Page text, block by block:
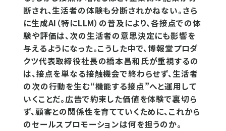
断され、生活者の体験も分断されかねない。さら
に生成AI（特にLLM）の普及により、各接点での体
験や評価は、次の生活者の意思決定にも影響を
与えるようになった。こうした中で、博報堂プロダ
クツ代表取締役社長の橋本昌和氏が重視するの
は、接点を単なる接触機会で終わらせず、生活者
の次の行動を生む“機能する接点”へと運用して
いくことだ。広告で約束した価値を体験で裏切ら
ず、顧客との関係性を育てていくために、これから
のセールスプロモーションは何を担うのか。